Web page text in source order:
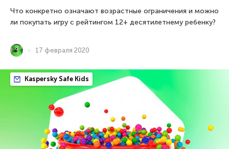
Что конкретно означают возрастные ограничения и можно
ли покупать игру с рейтингом 12+ десятилетнему ребенку?
17 февраля 2020
Kaspersky Safe Kids